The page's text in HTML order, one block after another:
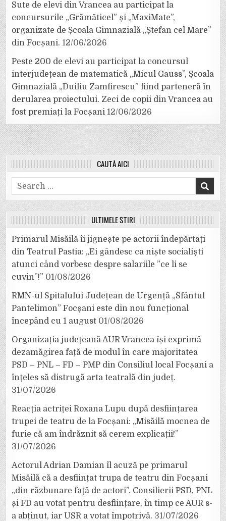
Sute de elevi din Vrancea au participat la
concursurile „Grămăticel” și „MaxiMate”,
organizate de Școala Gimnazială „Ștefan cel Mare”
din Focșani. 12/06/2026
Peste 200 de elevi au participat la concursul
interjudețean de matematică „Micul Gauss”, Școala
Gimnazială „Duiliu Zamfirescu” fiind parteneră în
derularea proiectului. Zeci de copii din Vrancea au
fost premiați la Focșani 12/06/2026
CAUTĂ AICI
Search
for:
ULTIMELE ȘTIRI
Primarul Misăilă îi jignește pe actorii îndepărtați
din Teatrul Pastia: „Ei gândesc ca niște socialiști
atunci când vorbesc despre salariile ”ce li se
cuvin”!” 01/08/2026
RMN-ul Spitalului Județean de Urgență „Sfântul
Pantelimon” Focșani este din nou funcțional
începând cu 1 august 01/08/2026
Organizația județeană AUR Vrancea își exprimă
dezamăgirea față de modul în care majoritatea
PSD – PNL – FD – PMP din Consiliul local Focșani a
înțeles să distrugă arta teatrală din județ.
31/07/2026
Reacția actriței Roxana Lupu după desființarea
trupei de teatru de la Focșani: „Misăilă mocnea de
furie că am îndrăznit să cerem explicații!”
31/07/2026
Actorul Adrian Damian îl acuză pe primarul
Misăilă că a desființat trupa de teatru din Focșani
„din răzbunare față de actori”. Consilierii PSD, PNL
și FD au votat pentru desființare, în timp ce AUR s-
a abținut, iar USR a votat împotrivă. 31/07/2026